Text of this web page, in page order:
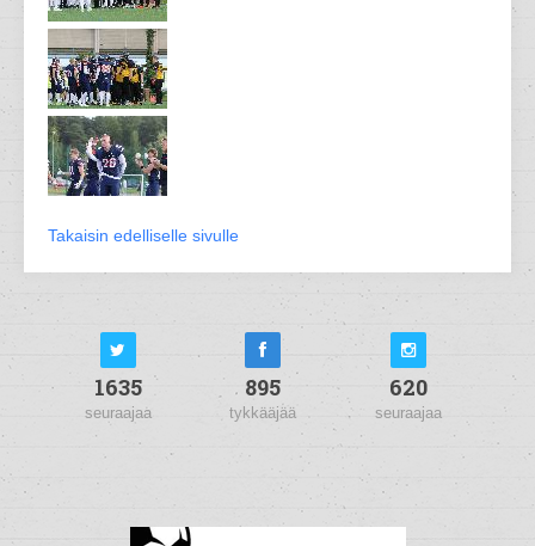
Takaisin edelliselle sivulle
1635
seuraajaa
895
tykkääjää
620
seuraajaa